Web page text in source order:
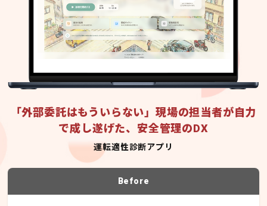
「外部委託はもういらない」現場の担当者が自力
で成し遂げた、安全管理のDX
運転適性診断アプリ
Before